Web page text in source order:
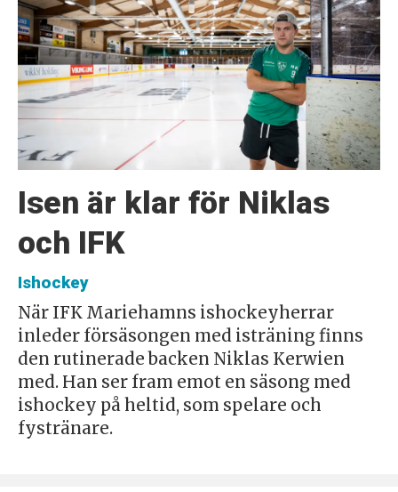
Isen är klar för Niklas
och IFK
Ishockey
När IFK Mariehamns ishockeyherrar
inleder försäsongen med isträning finns
den rutinerade backen Niklas Kerwien
med. Han ser fram emot en säsong med
ishockey på heltid, som spelare och
fystränare.